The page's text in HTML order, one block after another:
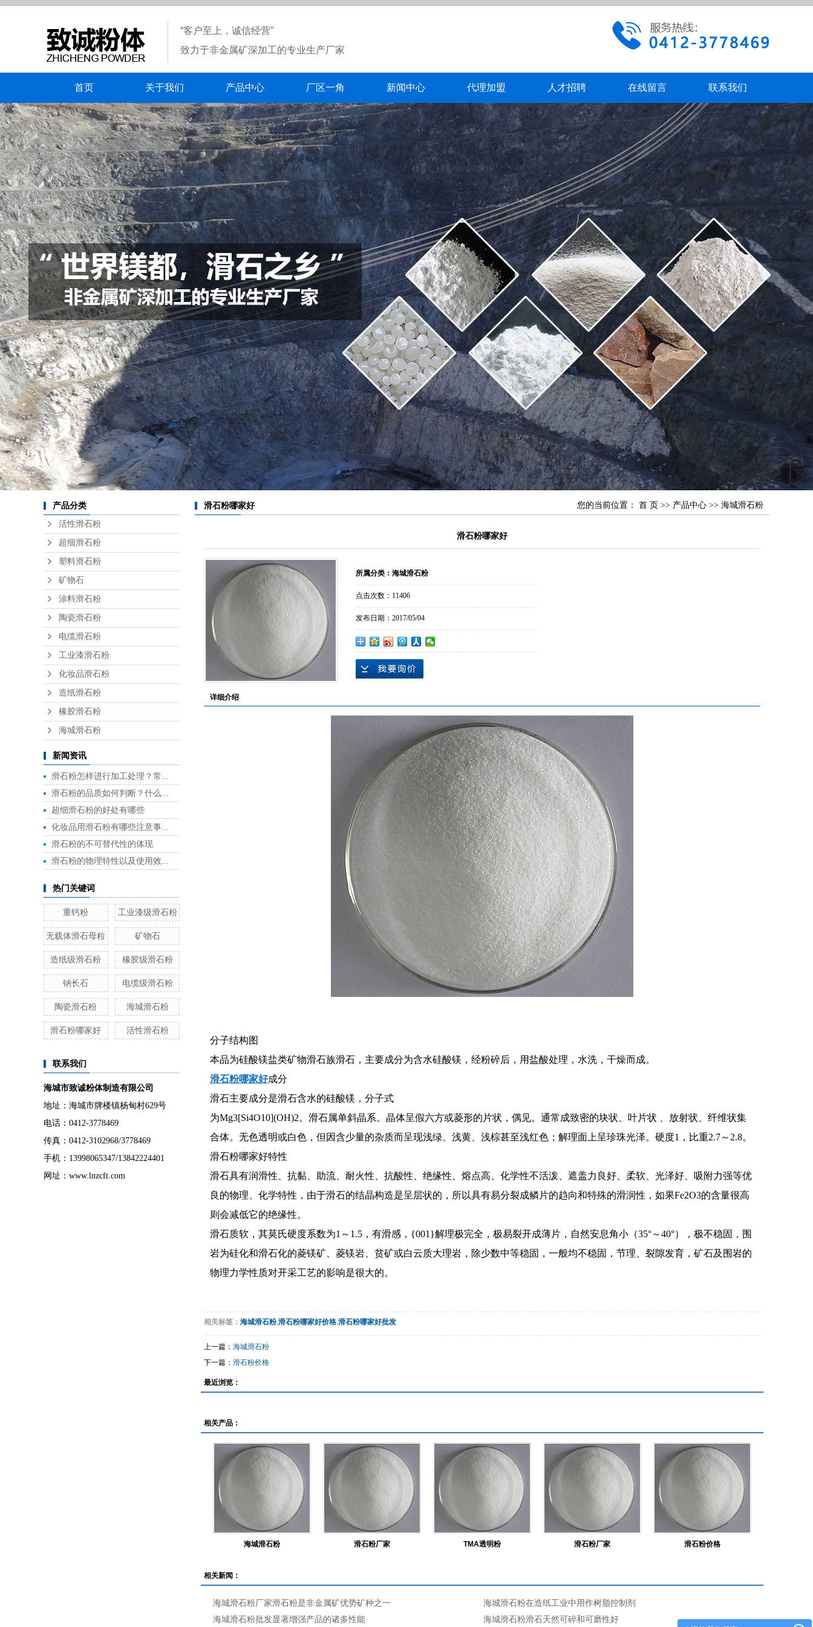
“客户至上，诚信经营”
致力于非金属矿深加工的专业生产厂家
首页 关于我们 产品中心 厂区一角 新闻中心 代理加盟 人才招聘 在线留言 联系我们
产品分类
活性滑石粉
超细滑石粉
塑料滑石粉
矿物石
涂料滑石粉
陶瓷滑石粉
电缆滑石粉
工业漆滑石粉
化妆品滑石粉
造纸滑石粉
橡胶滑石粉
海城滑石粉
新闻资讯
滑石粉怎样进行加工处理？常...
滑石粉的品质如何判断？什么...
超细滑石粉的好处有哪些
化妆品用滑石粉有哪些注意事...
滑石粉的不可替代性的体现
滑石粉的物理特性以及使用效...
热门关键词
重钙粉 工业漆级滑石粉
无载体滑石母粒 矿物石
造纸级滑石粉 橡胶级滑石粉
钠长石 电缆级滑石粉
陶瓷滑石粉 海城滑石粉
滑石粉哪家好 活性滑石粉
联系我们
海城市致诚粉体制造有限公司
地址：海城市牌楼镇杨甸村629号
电话：0412-3778469
传真：0412-3102968/3778469
手机：13998065347/13842224401
网址：www.lnzcft.com
滑石粉哪家好 您的当前位置： 首 页 >> 产品中心 >> 海城滑石粉
滑石粉哪家好
所属分类： 海城滑石粉
点击次数： 11406
发布日期： 2017/05/04
详细介绍
分子结构图
本品为硅酸镁盐类矿物滑石族滑石，主要成分为含水硅酸镁，经粉碎后，用盐酸处理，水洗，干燥而成。
滑石粉哪家好成分
滑石主要成分是滑石含水的硅酸镁，分子式
为Mg3[Si4O10](OH)2。滑石属单斜晶系。晶体呈假六方或菱形的片状，偶见。通常成致密的块状、叶片状 、放射状、纤维状集
合体。无色透明或白色，但因含少量的杂质而呈现浅绿、浅黄、浅棕甚至浅红色；解理面上呈珍珠光泽。硬度1，比重2.7～2.8。
滑石粉哪家好特性
滑石具有润滑性、抗黏、助流、耐火性、抗酸性、绝缘性、熔点高、化学性不活泼、遮盖力良好、柔软、光泽好、吸附力强等优
良的物理、化学特性，由于滑石的结晶构造是呈层状的，所以具有易分裂成鳞片的趋向和特殊的滑润性，如果Fe2O3的含量很高
则会减低它的绝缘性。
滑石质软，其莫氏硬度系数为1～1.5，有滑感，{001}解理极完全，极易裂开成薄片，自然安息角小（35°～40°），极不稳固，围
岩为硅化和滑石化的菱镁矿、菱镁岩、贫矿或白云质大理岩，除少数中等稳固，一般均不稳固，节理、裂隙发育，矿石及围岩的
物理力学性质对开采工艺的影响是很大的。
相关标签： 海城滑石粉,滑石粉哪家好价格,滑石粉哪家好批发
上一篇： 海城滑石粉
下一篇： 滑石粉价格
最近浏览：
相关产品：
海城滑石粉 滑石粉厂家 TMA透明粉 滑石粉厂家 滑石粉价格
相关新闻：
海城滑石粉厂家滑石粉是非金属矿优势矿种之一
海城滑石粉在造纸工业中用作树脂控制剂
海城滑石粉批发显著增强产品的诸多性能
海城滑石粉滑石天然可碎和可磨性好